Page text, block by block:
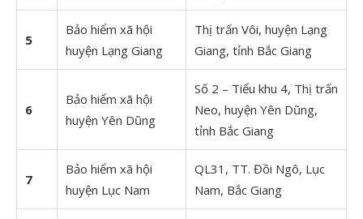
5
Bảo hiểm xã hội
huyện Lạng Giang
Thị trấn Vôi, huyện Lạng
Giang, tỉnh Bắc Giang
6
Bảo hiểm xã hội
huyện Yên Dũng
Số 2 – Tiểu khu 4, Thị trấn
Neo, huyện Yên Dũng,
tỉnh Bắc Giang
7
Bảo hiểm xã hội
huyện Lục Nam
QL31, TT. Đồi Ngô, Lục
Nam, Bắc Giang